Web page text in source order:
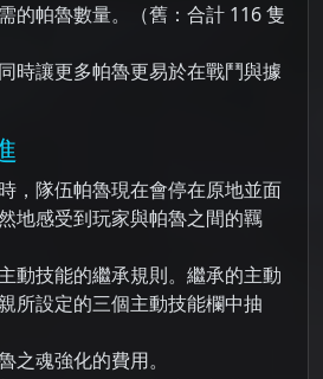
的帕魯數量。（舊：合計 116 隻
時讓更多帕魯更易於在戰鬥與據
，隊伍帕魯現在會停在原地並面
地感受到玩家與帕魯之間的羈
動技能的繼承規則。繼承的主動
所設定的三個主動技能欄中抽
之魂強化的費用。